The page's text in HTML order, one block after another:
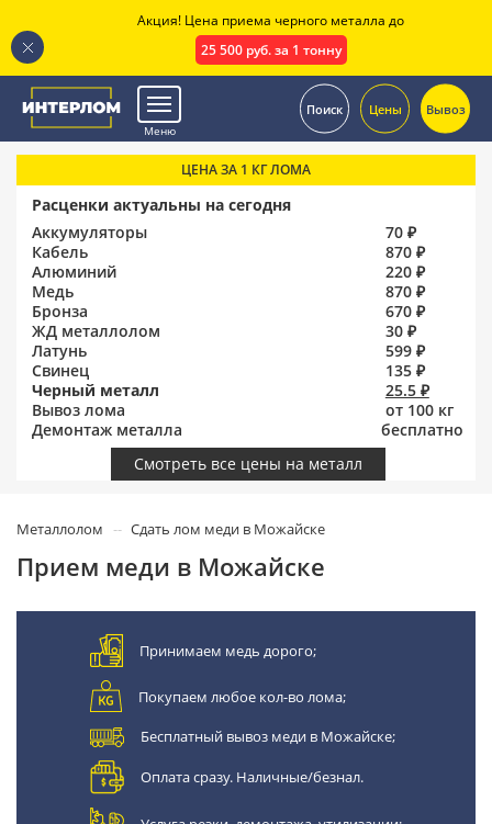
Меню
Поиск Цены Вывоз
ЦЕНА ЗА 1 КГ ЛОМА
Расценки актуальны на сегодня
Аккумуляторы
70 ₽
Кабель
870 ₽
Алюминий
220 ₽
Медь
870 ₽
Бронза
670 ₽
ЖД металлолом
30 ₽
Латунь
599 ₽
Свинец
135 ₽
Черный металл
25.5 ₽
Вывоз лома
от 100 кг
Демонтаж металла
бесплатно
Смотреть все цены на металл
Металлолом Сдать лом меди в Можайске
Прием меди в Можайске
Принимаем медь дорого;
Покупаем любое кол-во лома;
Бесплатный вывоз меди в Можайске;
Оплата сразу. Наличные/безнал.
Акция! Цена приема черного металла до
25 500 руб. за 1 тонну
.